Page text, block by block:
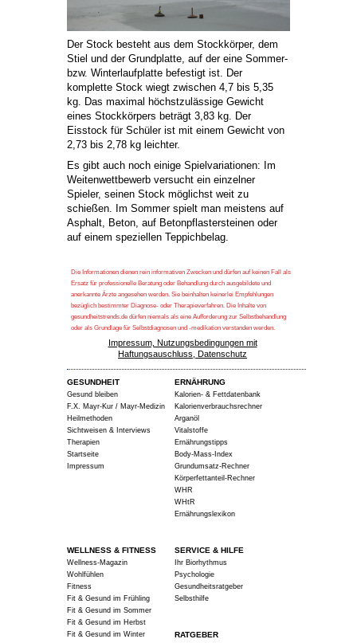
Der Stock besteht aus dem Stockkörper, dem
Stiel und der Grundplatte, auf der eine Sommer-
bzw. Winterlaufplatte befestigt ist. Der
komplette Stock wiegt zwischen 4,7 bis 5,35
kg. Das maximal höchstzulässige Gewicht
eines Stockkörpers beträgt 3,83 kg. Der
Eisstock für Schüler ist mit einem Gewicht von
2,73 bis 2,78 kg leichter.
Es gibt auch noch einige Spielvariationen: Im
Weitenwettbewerb versucht ein einzelner
Spieler, seinen Stock möglichst weit zu
schießen. Im Sommer spielt man meistens auf
Asphalt, Beton, auf Betonpflastersteinen oder
auf einem speziellen Teppichbelag.
Die Informationen dienen rein informativen Zwecken und dürfen auf keinen Fall als
Ersatz für professionelle Beratung oder Behandlung durch ausgebildete und
anerkannte Ärzte angesehen werden. Sie beinhalten keinerlei Empfehlungen
bezüglich bestimmter Diagnose- oder Therapieverfahren. Die Inhalte von
gesundheitstrends.de dürfen niemals als eine Aufforderung zur Selbstbehandlung
oder als Grundlage für Selbstdiagnosen und -medikation verstanden werden.
Impressum, Nutzungsbedingungen mit
Haftungsauschluss, Datenschutz
GESUNDHEIT
Gesund bleiben
F.X. Mayr-Kur / Mayr-Medizin
Heilmethoden
Sichtweisen & Interviews
Therapien
Startseite
Impressum
ERNÄHRUNG
Kalorien- & Fettdatenbank
Kalorienverbrauchsrechner
Arganöl
Vitalstoffe
Ernährungstipps
Body-Mass-Index
Grundumsatz-Rechner
Körperfettanteil-Rechner
WHR
WHtR
Ernährungslexikon
WELLNESS & FITNESS
Wellness-Magazin
Wohlfühlen
Fitness
Fit & Gesund im Frühling
Fit & Gesund im Sommer
Fit & Gesund im Herbst
Fit & Gesund im Winter
SERVICE & HILFE
Ihr Biorhythmus
Psychologie
Gesundheitsratgeber
Selbsthilfe
RATGEBER